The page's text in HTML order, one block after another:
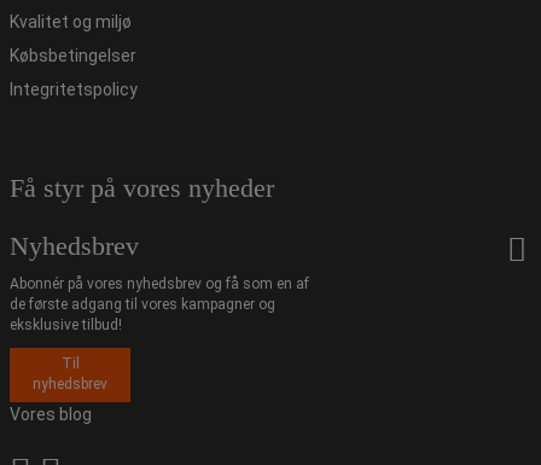
Kvalitet og miljø
Købsbetingelser
Integritetspolicy
Få styr på vores nyheder
Nyhedsbrev
Abonnér på vores nyhedsbrev og få som en af
de første adgang til vores kampagner og
eksklusive tilbud!
Til
nyhedsbrev
Vores blog